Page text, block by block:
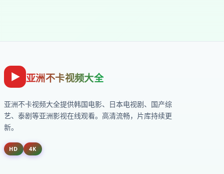
亚洲不卡视频大全
亚洲不卡视频大全提供韩国电影、日本电视剧、国产综
艺、泰剧等亚洲影视在线观看。高清流畅，片库持续更
新。
HD 4K